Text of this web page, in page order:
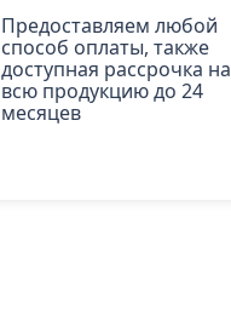
Предоставляем любой
способ оплаты, также
доступная рассрочка на
всю продукцию до 24
месяцев